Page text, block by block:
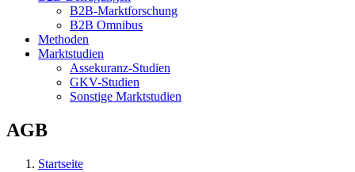
B2B-Marktforschung
B2B Omnibus
Methoden
Marktstudien
Assekuranz-Studien
GKV-Studien
Sonstige Marktstudien
AGB
Startseite